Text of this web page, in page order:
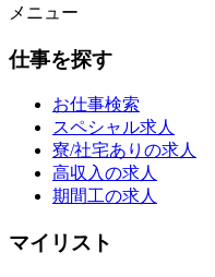
メニュー
仕事を探す
お仕事検索
スペシャル求人
寮/社宅ありの求人
高収入の求人
期間工の求人
マイリスト